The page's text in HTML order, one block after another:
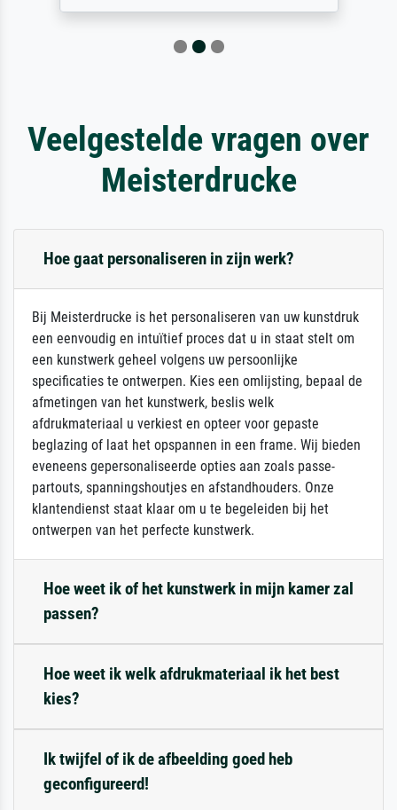
Veelgestelde vragen over
Meisterdrucke
Hoe gaat personaliseren in zijn werk?
Bij Meisterdrucke is het personaliseren van uw kunstdruk
een eenvoudig en intuïtief proces dat u in staat stelt om
een kunstwerk geheel volgens uw persoonlijke
specificaties te ontwerpen. Kies een omlijsting, bepaal de
afmetingen van het kunstwerk, beslis welk
afdrukmateriaal u verkiest en opteer voor gepaste
beglazing of laat het opspannen in een frame. Wij bieden
eveneens gepersonaliseerde opties aan zoals passe-
partouts, spanningshoutjes en afstandhouders. Onze
klantendienst staat klaar om u te begeleiden bij het
ontwerpen van het perfecte kunstwerk.
Hoe weet ik of het kunstwerk in mijn kamer zal
passen?
Hoe weet ik welk afdrukmateriaal ik het best
kies?
Ik twijfel of ik de afbeelding goed heb
geconfigureerd!